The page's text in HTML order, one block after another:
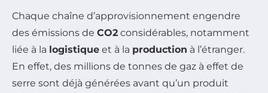
Chaque chaîne d’approvisionnement engendre
des émissions de CO2 considérables, notamment
liée à la logistique et à la production à l’étranger.
En effet, des millions de tonnes de gaz à effet de
serre sont déjà générées avant qu’un produit